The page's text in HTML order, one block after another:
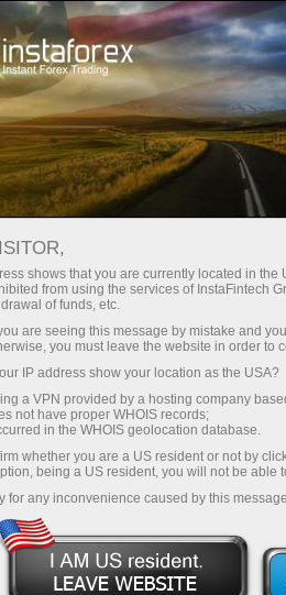
For Traders Analytical
17.04.2026: ফরেক্স
Forex forecast 17/04/
USD/JPY, GBP/USD,
and
ট্রেডিং অ্যাকাউন্ট
ডেমো অ্যাকাউন্ট
shows that you are currently located in the
from using the services of InstaFintech
of funds, etc.
are seeing this message by mistake and
you must leave the website in order to
IP address show your location as the USA?
a VPN provided by a hosting company
not have proper WHOIS records;
in the WHOIS geolocation database.
whether you are a US resident or not by
being a US resident, you will not be able
for any inconvenience caused by this